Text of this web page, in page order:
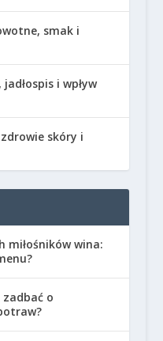
smak i
i wpływ
skóry i
miłośników wina:
o